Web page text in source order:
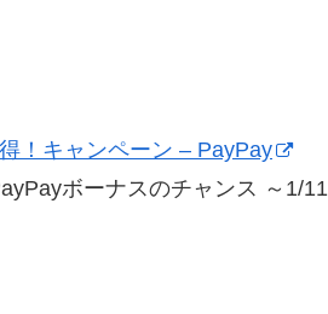
！キャンペーン – PayPay
ボーナスのチャンス ～1/11